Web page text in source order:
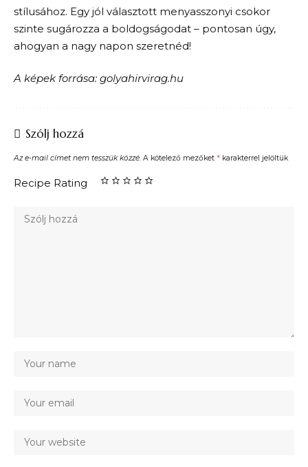
stílusához. Egy jól választott menyasszonyi csokor
szinte sugározza a boldogságodat – pontosan úgy,
ahogyan a nagy napon szeretnéd!
A képek forrása: golyahirvirag.hu
Szólj hozzá
Az e-mail címet nem tesszük közzé. A kötelező mezőket * karakterrel jelöltük
Recipe Rating